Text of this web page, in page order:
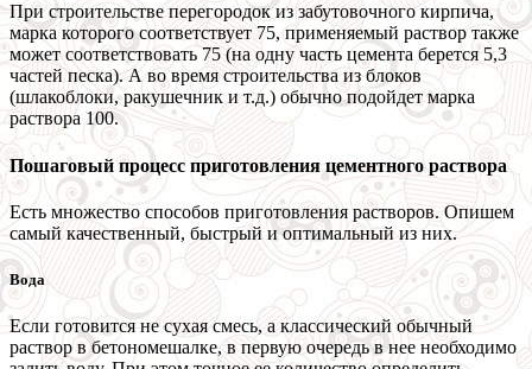
При строительстве перегородок из забутовочного кирпича,
марка которого соответствует 75, применяемый раствор также
может соответствовать 75 (на одну часть цемента берется 5,3
частей песка). А во время строительства из блоков
(шлакоблоки, ракушечник и т.д.) обычно подойдет марка
раствора 100.
Пошаговый процесс приготовления цементного раствора
Есть множество способов приготовления растворов. Опишем
самый качественный, быстрый и оптимальный из них.
Вода
Если готовится не сухая смесь, а классический обычный
раствор в бетономешалке, в первую очередь в нее необходимо